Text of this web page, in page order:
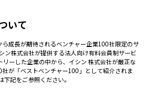
いて
ら成長が期待されるベンチャー企業100社限定のサ
ン株式会社が提供する法人向け有料会員制サービ
ーした企業の中から、イシン 株式会社が厳正な
が「ベストベンチャー100」として紹介されま
記をご参照ください。